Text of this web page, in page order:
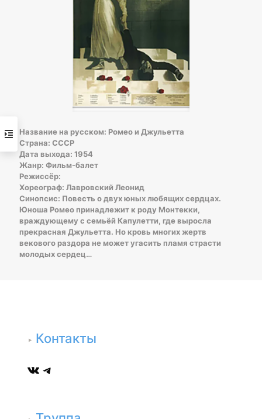
Название на русском: Ромео и Джульетта
Страна: СССР
Дата выхода: 1954
Жанр: Фильм-балет
Режиссёр:
Хореограф: Лавровский Леонид
Синопсис: Повесть о двух юных любящих сердцах.
Юноша Ромео принадлежит к роду Монтекки,
враждующему с семьёй Капулетти, где выросла
прекрасная Джульетта. Но кровь многих жертв
векового раздора не может угасить пламя страсти
молодых сердец…
Контакты
ВКонтакте
Telegram